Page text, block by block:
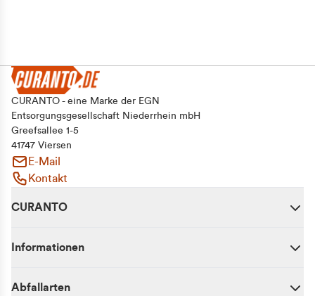
CURANTO - eine Marke der EGN
Entsorgungsgesellschaft Niederrhein mbH
Greefsallee 1-5
41747 Viersen
E-Mail
Kontakt
CURANTO
Informationen
Abfallarten